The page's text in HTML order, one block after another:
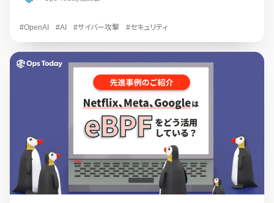
#OpenAI #AI #サイバー攻撃 #セキュリティ